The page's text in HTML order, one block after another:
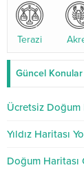
Terazi
Güncel Konular
Ücretsiz Doğum
Yıldız Haritası
Doğum Haritası